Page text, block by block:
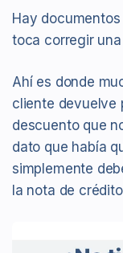
Hay
toca corregir
Ahí es donde
cliente devuelve
descuento que
dato que había
simplemente
la nota de